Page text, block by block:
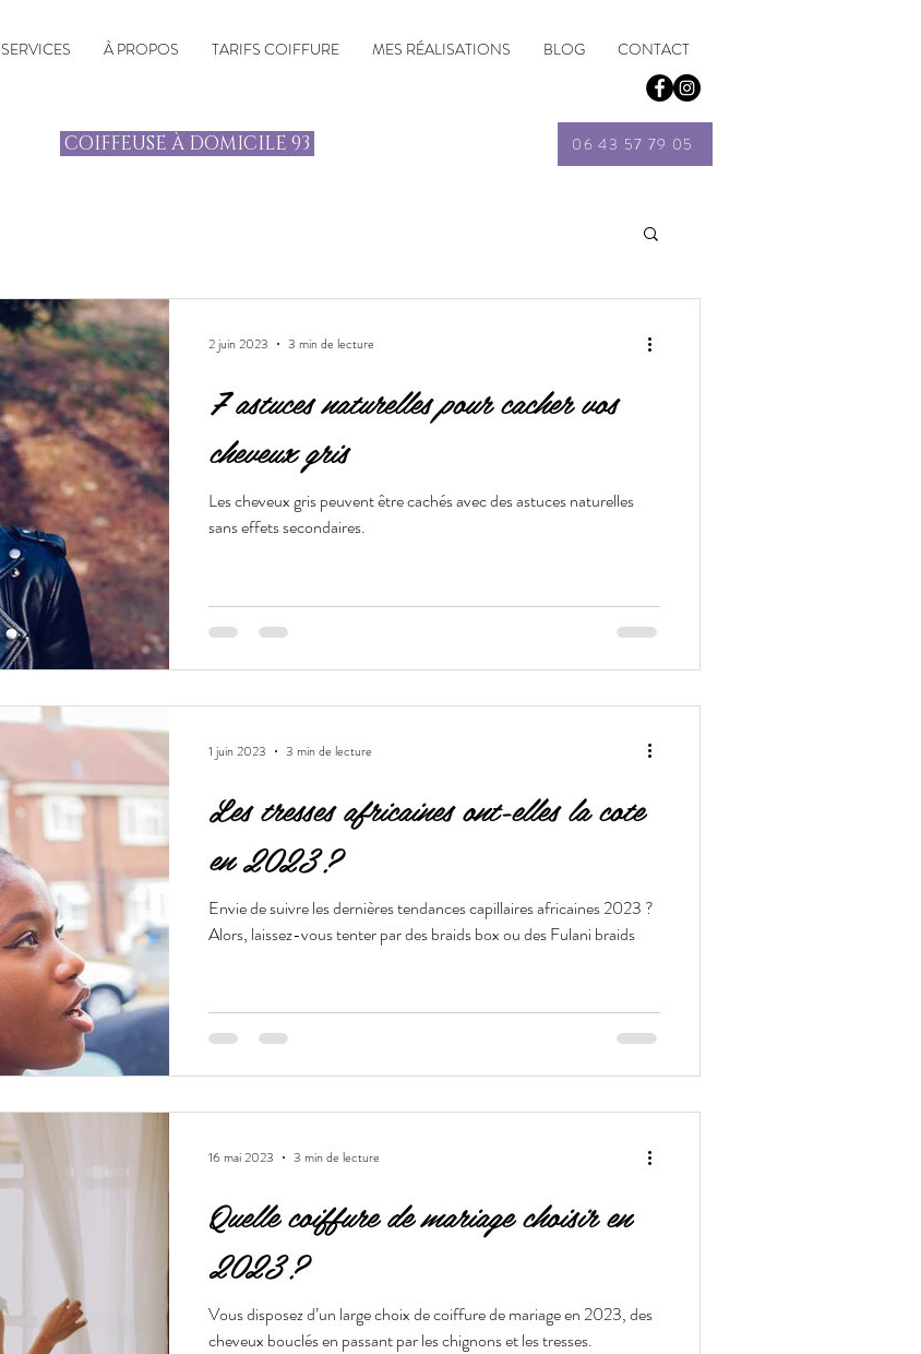
SERVICES À PROPOS TARIFS COIFFURE MES RÉALISATIONS BLOG CONTACT
COIFFEUSE À DOMICILE 93 06 43 57 79 05
7 astuces naturelles pour cacher vos
cheveux gris
Les cheveux gris peuvent être cachés avec des astuces naturelles
sans effets secondaires.
2 juin 2023 3 min de lecture
Les tresses africaines ont-elles la cote
en 2023 ?
Envie de suivre les dernières tendances capillaires africaines 2023 ?
Alors, laissez-vous tenter par des braids box ou des Fulani braids
1 juin 2023 3 min de lecture
Quelle coiffure de mariage choisir en
2023 ?
Vous disposez d’un large choix de coiffure de mariage en 2023, des
cheveux bouclés en passant par les chignons et les tresses.
16 mai 2023 3 min de lecture